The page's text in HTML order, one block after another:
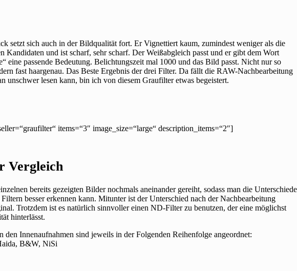
setzt sich auch in der Bildqualität fort. Er Vignettiert kaum, zumindest weniger als die
Kandidaten und ist scharf, sehr scharf. Der Weißabgleich passt und er gibt dem Wort
eine passende Bedeutung. Belichtungszeit mal 1000 und das Bild passt. Nicht nur so
fast haargenau. Das Beste Ergebnis der drei Filter. Da fällt die RAW-Nachbearbeitung
unschwer lesen kann, bin ich von diesem Graufilter etwas begeistert.
items=“3″ image_size=“large“ description_items=“2″]
Vergleich
bereits gezeigten Bilder nochmals aneinander gereiht, sodass man die Unterschiede
besser erkennen kann. Mitunter ist der Unterschied nach der Nachbearbeitung
Trotzdem ist es natürlich sinnvoller einen ND-Filter zu benutzen, der eine möglichst
hinterlässt.
den Innenaufnahmen sind jeweils in der Folgenden Reihenfolge angeordnet:
B&W, NiSi